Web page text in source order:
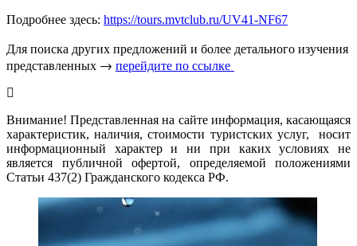
Подробнее здесь: https://tours.mvtclub.ru/UV41-NF67
Для поиска других предложений и более детального изучения
представленных → перейдите по ссылке
Внимание! Представленная на сайте информация, касающаяся
характеристик, наличия, стоимости туристских услуг, носит
информационный характер и ни при каких условиях не
является публичной офертой, определяемой положениями
Статьи 437(2) Гражданского кодекса РФ.